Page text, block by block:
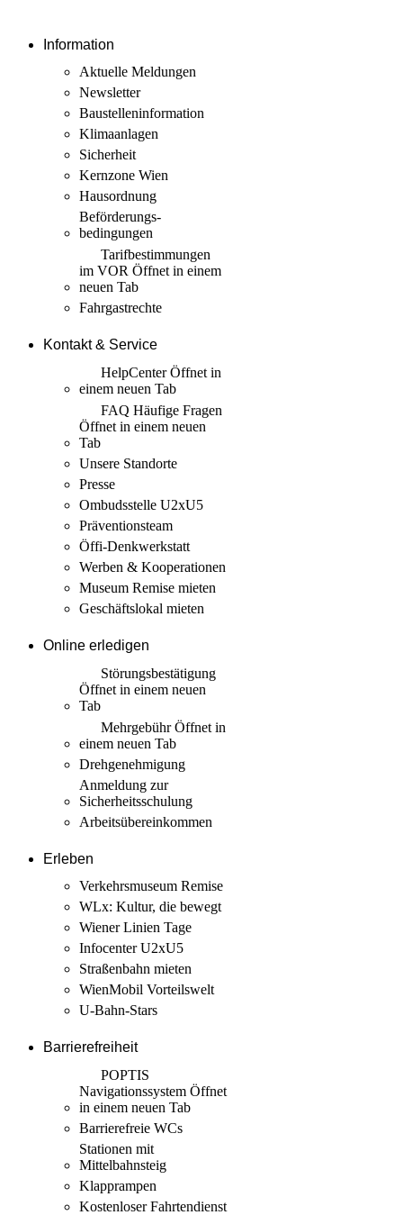
Information
Aktuelle Meldungen
Newsletter
Baustellen­information
Klimaanlagen
Sicherheit
Kernzone Wien
Hausordnung
Beförderungs­
bedingungen
Tarif­bestimmungen
im VOR Öffnet in einem
neuen Tab
Fahrgastrechte
Kontakt & Service
HelpCenterÖffnet in
einem neuen Tab
FAQ Häufige Fragen
Öffnet in einem neuen
Tab
Unsere Standorte
Presse
Ombudsstelle U2xU5
Präventionsteam
Öffi-Denkwerkstatt
Werben & Kooperationen
Museum Remise mieten
Geschäftslokal mieten
Online erledigen
Störungs­bestätigung
Öffnet in einem neuen
Tab
MehrgebührÖffnet in
einem neuen Tab
Drehgenehmigung
Anmeldung zur
Sicherheits­schulung
Arbeits­übereinkommen
Erleben
Verkehrsmuseum Remise
WLx: Kultur, die bewegt
Wiener Linien Tage
Infocenter U2xU5
Straßenbahn mieten
WienMobil Vorteilswelt
U-Bahn-Stars
Barrierefreiheit
POPTIS
Navigationssystem Öffnet
in einem neuen Tab
Barrierefreie WCs
Stationen mit
Mittelbahnsteig
Klapprampen
Kostenloser Fahrtendienst